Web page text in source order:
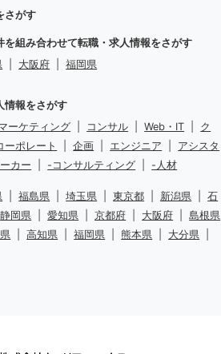
さがす
を組み合わせて転職・求人情報をさがす
大阪府 福岡県
情報をさがす
ーケティング コンサル Web・IT
ク
ーポレート 企画 エンジニア
アシスタ
カー -コンサルティング -人材
福島県 埼玉県 東京都 新潟県
石
静岡県 愛知県 京都府 大阪府
島根県
高知県 福岡県 熊本県 大分県